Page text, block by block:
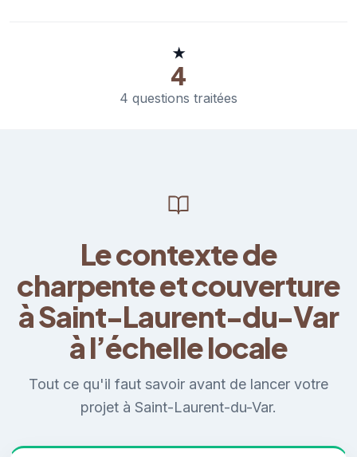
★
4
4 questions traitées
Le contexte de
charpente et couverture
à Saint-Laurent-du-Var
à l’échelle locale
Tout ce qu'il faut savoir avant de lancer votre
projet à Saint-Laurent-du-Var.